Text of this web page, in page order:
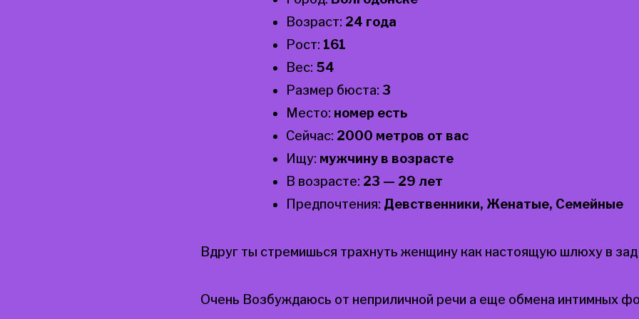
Возраст: 24 года
Рост: 161
Вес: 54
Размер бюста: 3
Место: номер есть
Сейчас: 2000 метров от вас
Ищу: мужчину в возрасте
В возрасте: 23 — 29 лет
Предпочтения: Девственники, Женатые, Семейные
Вдруг ты стремишься трахнуть женщину как настоящую шлюху в зад
Очень Возбуждаюсь от неприличной речи а еще обмена интимных